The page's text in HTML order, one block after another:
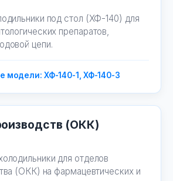
под стол (ХФ-140) для
препаратов,
цепи.
модели: ХФ-140-1, ХФ-140-3
(ОКК)
для отделов
(ОКК) на фармацевтических и